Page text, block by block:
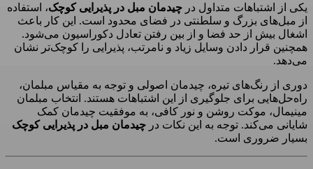
یکی از اشتباهات متداول در چیدمان مبل در پذیرایی کوچک، استفاده
از مبل‌های بزرگ و سلطنتی در فضای محدود است. این کار باعث
اشغال بیش از حد فضا و از بین رفتن تعادل دکوراسیون می‌شود.
همچنین قرار دادن وسایل زیاد و نامرتب، پذیرایی را کوچک‌تر نشان
می‌دهد.
دوری از رنگ‌های تیره، چیدمان اصولی و توجه به مقیاس مبلمان،
راه‌حل‌هایی برای جلوگیری از این اشتباهات هستند. انتخاب مبلمان
مینیمال، موکت روشن و نور کافی، به موفقیت چیدمان کمک
شایانی می‌کند. توجه به این نکات در چیدمان مبل در پذیرایی کوچک
بسیار ضروری است.